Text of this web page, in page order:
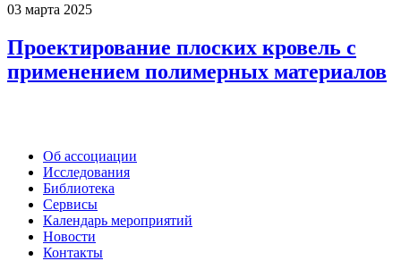
03 марта 2025
Проектирование плоских кровель с
применением полимерных материалов
Об ассоциации
Исследования
Библиотека
Сервисы
Календарь мероприятий
Новости
Контакты